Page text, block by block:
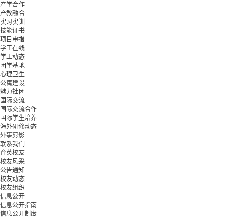
产学合作
产教融合
实习实训
技能证书
项目申报
学工在线
学工动态
团学基地
心理卫生
公寓建设
魅力社团
国际交流
国际交流合作
国际学生培养
海外研修动态
外事剪影
联系我们
育英校友
校友风采
公告通知
校友动态
校友组织
信息公开
信息公开指南
信息公开制度